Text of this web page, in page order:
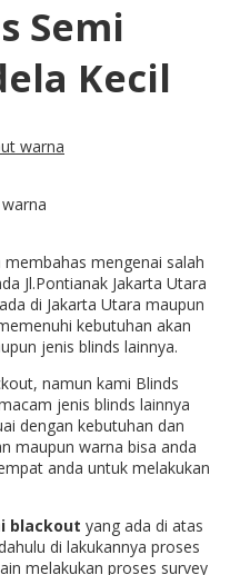
Semi
Kecil
mengenai salah
Jl.Pontianak Jakarta Utara
di Jakarta Utara maupun
kebutuhan akan
jenis blinds lainnya.
namun kami Blinds
jenis blinds lainnya
dengan kebutuhan dan
maupun warna bisa anda
anda untuk melakukan
blackout yang ada di atas
di lakukannya proses
melakukan proses survey